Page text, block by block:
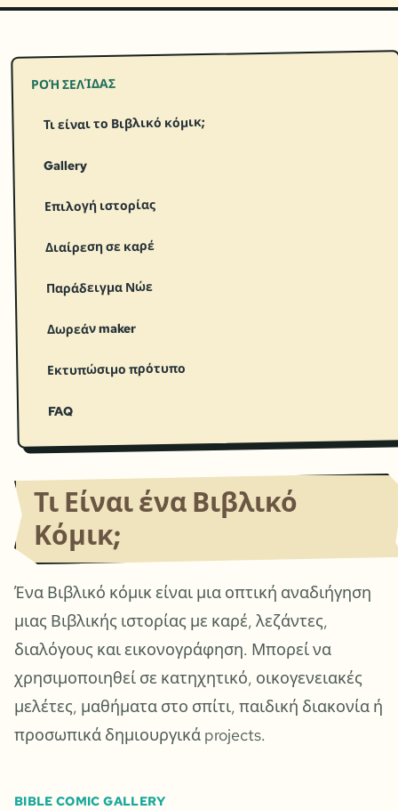
ΡΟΉ ΣΕΛΊΔΑΣ
Τι είναι το Βιβλικό κόμικ;
Gallery
Επιλογή ιστορίας
Διαίρεση σε καρέ
Παράδειγμα Νώε
Δωρεάν maker
Εκτυπώσιμο πρότυπο
FAQ
Τι Είναι ένα Βιβλικό
Κόμικ;
Ένα Βιβλικό κόμικ είναι μια οπτική αναδιήγηση
μιας Βιβλικής ιστορίας με καρέ, λεζάντες,
διαλόγους και εικονογράφηση. Μπορεί να
χρησιμοποιηθεί σε κατηχητικό, οικογενειακές
μελέτες, μαθήματα στο σπίτι, παιδική διακονία ή
προσωπικά δημιουργικά projects.
BIBLE COMIC GALLERY